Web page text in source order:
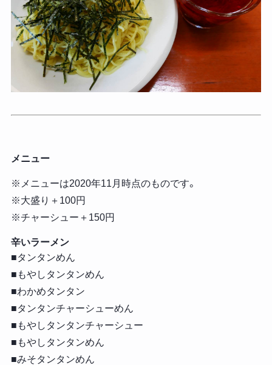
メニュー
※メニューは2020年11月時点のものです。
※大盛り＋100円
※チャーシュー＋150円
辛いラーメン
■タンタンめん
■もやしタンタンめん
■わかめタンタン
■タンタンチャーシューめん
■もやしタンタンチャーシュー
■もやしタンタンめん
■みそタンタンめん